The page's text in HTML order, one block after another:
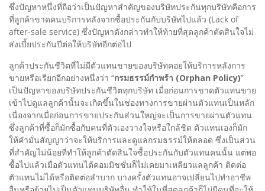
ซึ่งปัญหาหนึ่งที่ถือว่าเป็นปัญหาสำคัญของบริษัทประกันทุกบริษัทคือการ
ที่ลูกค้าขาดคนบริการหลังจากซื้อประกันกับบริษัทไปแล้ว (Lack of
after-sale service) ซึ่งปัญหาดังกล่าวทำให้ท้ายที่สุดลูกค้าตัดสินใจไม่
ส่งเบี้ยประกันปีต่อให้บริษัทอีกต่อไป
ลูกค้าประกันชีวิตที่ไม่มีตัวแทนขายของบริษัทคอยให้บริการหลังการ
ขายหรือเรียกอีกอย่างหนึ่งว่า “กรมธรรม์กำพร้า (Orphan Policy)”
เป็นปัญหาของบริษัทประกันชีวิตทุกบริษัท เมื่อก่อนการขาดตัวแทนขาย
เข้าไปดูแลลูกค้านั้นจะเกิดขึ้นในช่องทางการขายผ่านตัวแทนเป็นหลัก
เนื่องจากเมื่อก่อนการขายประกันส่วนใหญ่จะเป็นการขายผ่านตัวแทน
ซึ่งลูกค้าที่ซื้อก็มักซื้อกับคนที่ตัวเองวางใจหรือใกล้ชิด ตัวแทนเองก็มัก
ให้คำมั่นสัญญาว่าจะให้บริการและดูแลกรมธรรม์ให้ตลอด ซึ่งเป็นส่วน
ที่สำคัญไม่น้อยที่ทำให้ลูกค้าตัดสินใจซื้อประกันกับตัวแทนคนนั้น แต่พอ
ซื้อไปแล้วเมื่อตัวแทนได้คอมมิชชั่นก็ไม่เคยมาเหลียวแลลูกค้า ติดต่อ
ตัวแทนไม่ได้หรือติดต่อลำบาก บางครั้งตัวแทนอาจเปลี่ยนไปทำอาชีพ